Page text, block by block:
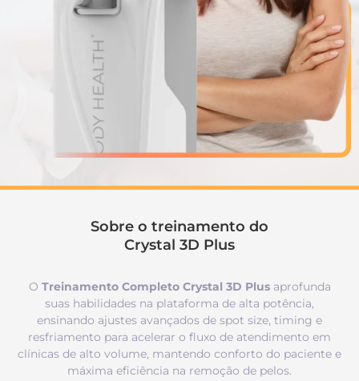
Sobre o treinamento do
Crystal 3D Plus
O Treinamento Completo Crystal 3D Plusaprofunda
suas habilidades na plataforma de alta potência,
ensinando ajustes avançados de spot size, timing e
resfriamento para acelerar o fluxo de atendimento em
clínicas de alto volume, mantendo conforto do paciente e
máxima eficiência na remoção de pelos.